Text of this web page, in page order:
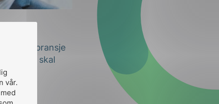
vår.
bransje
på at vi skal
skal